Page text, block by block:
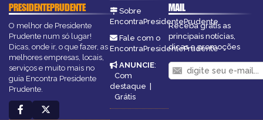
PRESIDENTEPRUDENTE
O melhor de Presidente
Prudente num só lugar!
Dicas, onde ir, o que fazer, as
melhores empresas, locais,
serviços e muito mais no
guia Encontra Presidente
Prudente.
Sobre
EncontraPresidentePrudente
Fale com o
EncontraPresidentePrudente
ANUNCIE:
Com
destaque |
Grátis
MAIL
Receba grátis as
principais notícias,
dicas e promoções